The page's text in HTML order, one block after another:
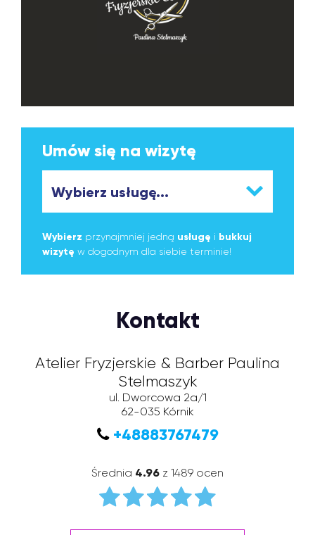
Umów się na wizytę
Wybierz przynajmniej jedną usługę i bukkuj
wizytę w dogodnym dla siebie terminie!
Kontakt
Atelier Fryzjerskie & Barber Paulina
Stelmaszyk
ul. Dworcowa 2a/1
62-035 Kórnik
+48883767479
Średnia 4.96 z 1489 ocen